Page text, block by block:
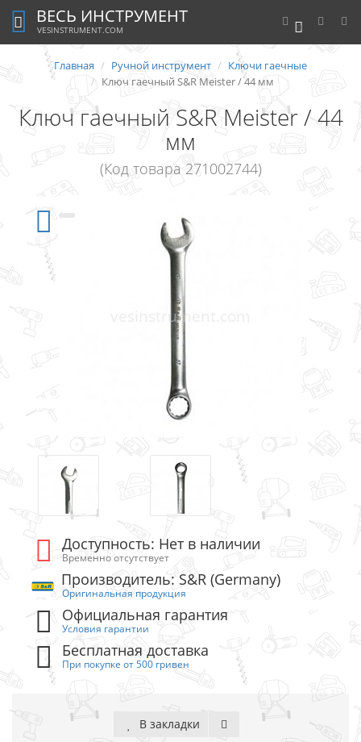
0
ВЕСЬ ИНСТРУМЕНТ
VESINSTRUMENT.COM
Главная Ручной инструмент
Ключи гаечные
Ключ гаечный S&R Meister / 44 мм
Ключ гаечный S&R Meister / 44
мм
(Код товара 271002744)
Доступность: Нет в наличии
Временно отсутствует
Производитель: S&R (Germany)
Оригинальная продукция
Официальная гарантия
Условия гарантии
Бесплатная доставка
При покупке от 500 гривен
В закладки